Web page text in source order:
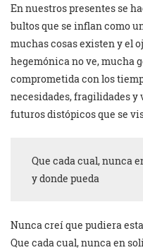
En nuestros presentes se
bultos que se inflan como
muchas cosas existen y el
hegemónica no ve, mucha
comprometida con los
necesidades, fragilidades y
futuros distópicos que se
Que cada cual, nunca
y donde pueda
Nunca creí que pudiera
Que cada cual, nunca en